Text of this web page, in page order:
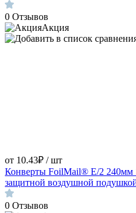
0 Отзывов
Акция
от 10.43₽ / шт
Конверты FoilMail® E/2 240мм
защитной воздушной
0 Отзывов